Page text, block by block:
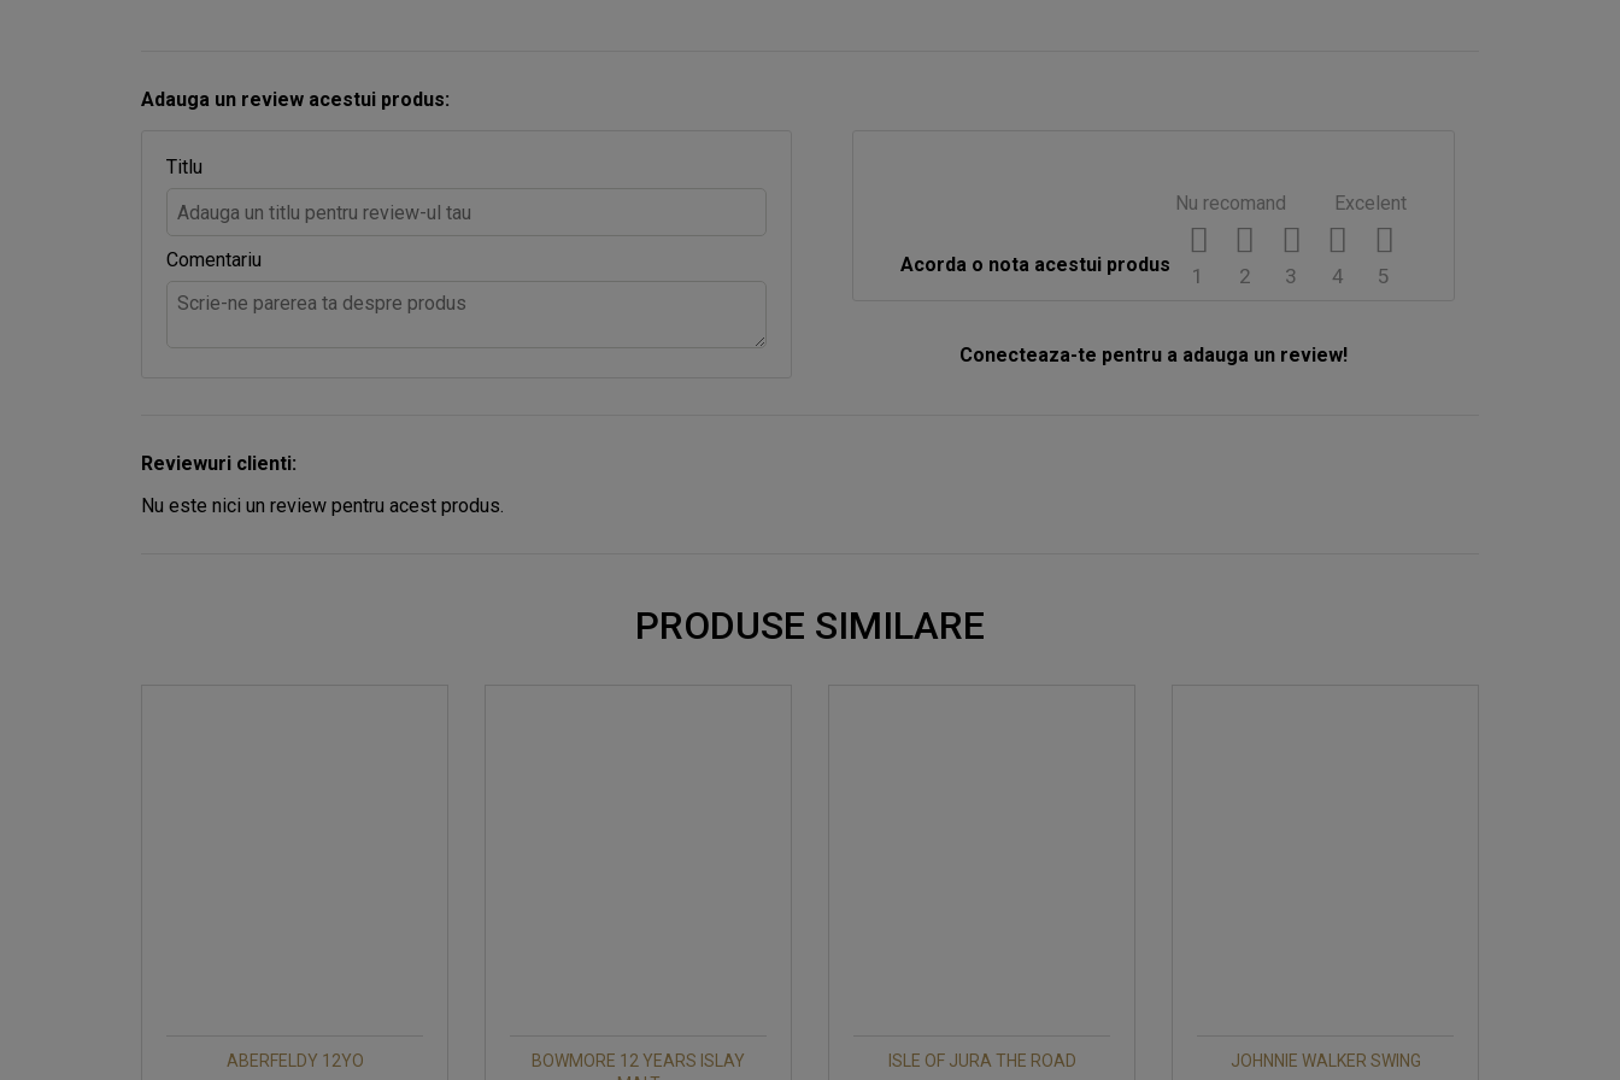
Adauga un review acestui produs:
Titlu
Comentariu Acorda o nota acestui produs
Nu recomand Excelent
5
4
3
2
1
Conecteaza-te pentru a adauga un review!
Reviewuri clienti:
Nu este nici un review pentru acest produs.
PRODUSE SIMILARE
ABERFELDY 12YO
BOWMORE 12 YEARS ISLAY
ISLE OF JURA THE ROAD JOHNNIE WALKER SWING